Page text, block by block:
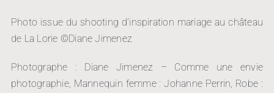
Photo issue du shooting d’inspiration mariage au château
de La Lorie ©Diane Jimenez
Photographe : Diane Jimenez – Comme une envie
photographie, Mannequin femme : Johanne Perrin, Robe :